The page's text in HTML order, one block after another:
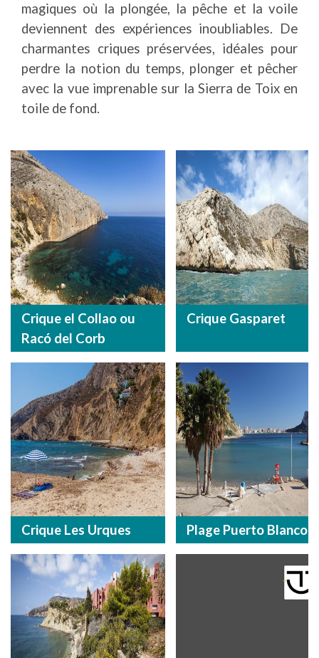
magiques où la plongée, la pêche et la voile
deviennent des expériences inoubliables. De
charmantes criques préservées, idéales pour
perdre la notion du temps, plonger et pêcher
avec la vue imprenable sur la Sierra de Toix en
toile de fond.
Crique el Collao ou
Racó del Corb
Crique Gasparet
Crique Les Urques Plage Puerto Blanco